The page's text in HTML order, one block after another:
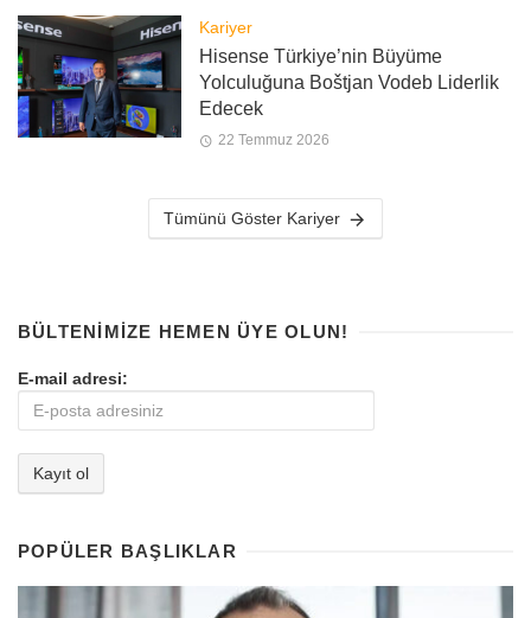
Kariyer
Hisense Türkiye’nin Büyüme
Yolculuğuna Boštjan Vodeb Liderlik
Edecek
22 Temmuz 2026
Tümünü Göster Kariyer
BÜLTENIMIZE HEMEN ÜYE OLUN!
E-mail adresi:
POPÜLER BAŞLIKLAR